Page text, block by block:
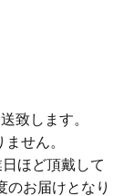
致します。
せん。
ほど頂戴して
のお届けとなり